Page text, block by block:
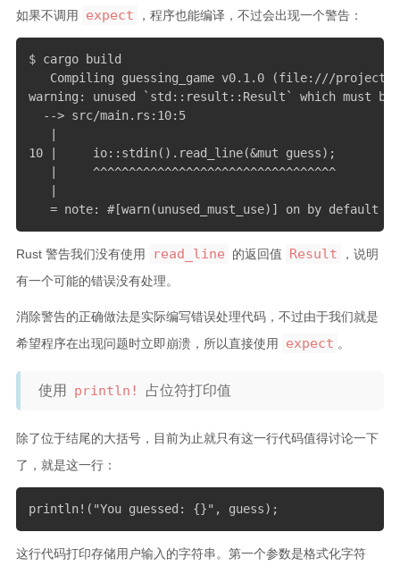
如果不调用 expect ，程序也能编译，不过会出现一个警告：
$ cargo build
Compiling guessing_game v0.1.0 (file:///
warning: unused `std::result::Result` which must be
  --> src/main.rs:10:5
10 |     io::stdin().read_line(&mut guess);
   |     ^^^^^^^^^^^^^^^^^^^^^^^^^^^^^^^^^^
   = note: #[warn(unused_must_use)] on by default
Rust 警告我们没有使用 read_line 的返回值 Result
，说明
有一个可能的错误没有处理。
消除警告的正确做法是实际编写错误处理代码，不过由于我们就是
希望程序在出现问题时立即崩溃，所以直接使用
expect 。
使用 println! 占位符打印值
除了位于结尾的大括号，目前为止就只有这一行代码值得讨论一下
了，就是这一行：
println!("You guessed: {}", guess);
这行代码打印存储用户输入的字符串。第一个参数是格式化字符